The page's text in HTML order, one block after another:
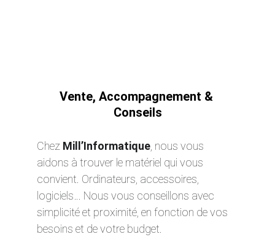
Vente, Accompagnement &
Conseils
Chez Mill’Informatique , nous vous
aidons à trouver le matériel qui vous
convient. Ordinateurs, accessoires,
logiciels… Nous vous conseillons avec
simplicité et proximité, en fonction de vos
besoins et de votre budget.